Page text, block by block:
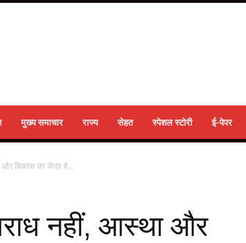
मुख्य समाचार राज्य सेहत स्पेशल स्टोरी ई-पेपर
और विकास का केंद्र है...
नहीं, आस्था और